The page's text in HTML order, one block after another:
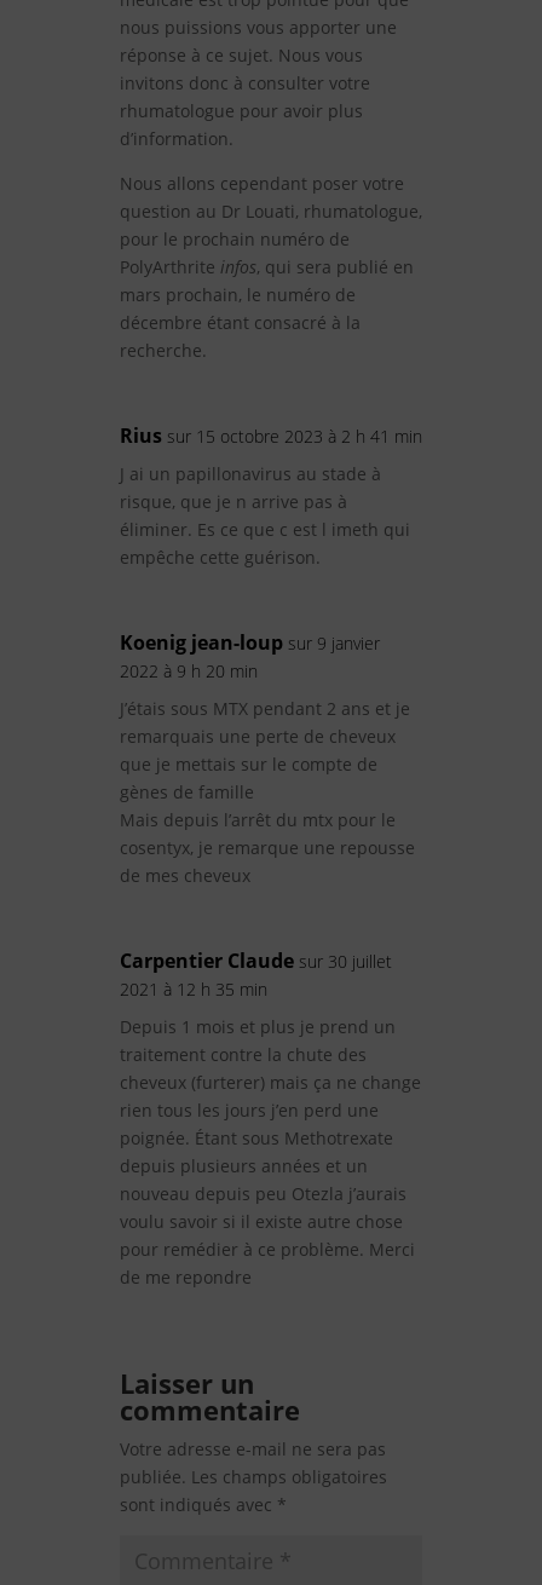
nous puissions vous apporter une
réponse à ce sujet. Nous vous
invitons donc à consulter votre
rhumatologue pour avoir plus
d’information.
Nous allons cependant poser votre
question au Dr Louati, rhumatologue,
pour le prochain numéro de
PolyArthrite infos, qui sera publié en
mars prochain, le numéro de
décembre étant consacré à la
recherche.
Rius sur 15 octobre 2023 à 2 h 41 min
J ai un papillonavirus au stade à
risque, que je n arrive pas à
éliminer. Es ce que c est l imeth qui
empêche cette guérison.
Koenig jean-loup sur 9 janvier
2022 à 9 h 20 min
J’étais sous MTX pendant 2 ans et je
remarquais une perte de cheveux
que je mettais sur le compte de
gènes de famille
Mais depuis l’arrêt du mtx pour le
cosentyx, je remarque une repousse
de mes cheveux
Carpentier Claude sur 30 juillet
2021 à 12 h 35 min
Depuis 1 mois et plus je prend un
traitement contre la chute des
cheveux (furterer) mais ça ne change
rien tous les jours j’en perd une
poignée. Étant sous Methotrexate
depuis plusieurs années et un
nouveau depuis peu Otezla j’aurais
voulu savoir si il existe autre chose
pour remédier à ce problème. Merci
de me repondre
Laisser un
commentaire
Votre adresse e-mail ne sera pas
publiée. Les champs obligatoires
sont indiqués avec *